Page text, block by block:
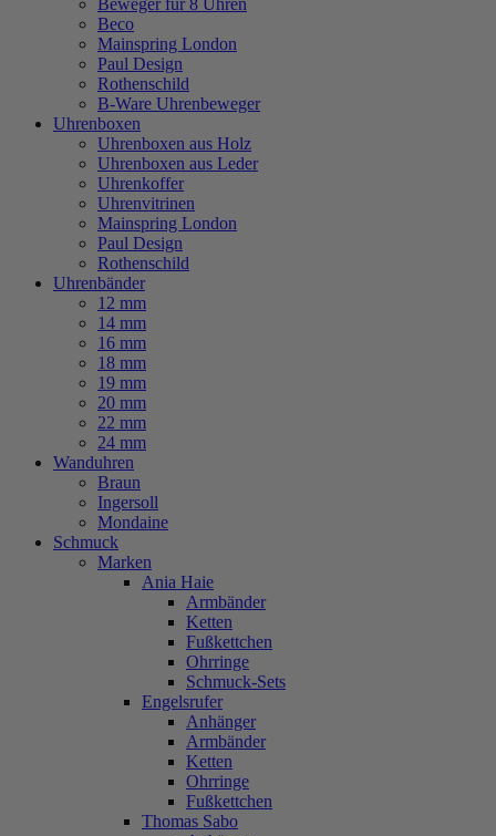
Beweger für 8 Uhren
Beco
Mainspring London
Paul Design
Rothenschild
B-Ware Uhrenbeweger
Uhrenboxen
Uhrenboxen aus Holz
Uhrenboxen aus Leder
Uhrenkoffer
Uhrenvitrinen
Mainspring London
Paul Design
Rothenschild
Uhrenbänder
12 mm
14 mm
16 mm
18 mm
19 mm
20 mm
22 mm
24 mm
Wanduhren
Braun
Ingersoll
Mondaine
Schmuck
Marken
Ania Haie
Armbänder
Ketten
Fußkettchen
Ohrringe
Schmuck-Sets
Engelsrufer
Anhänger
Armbänder
Ketten
Ohrringe
Fußkettchen
Thomas Sabo